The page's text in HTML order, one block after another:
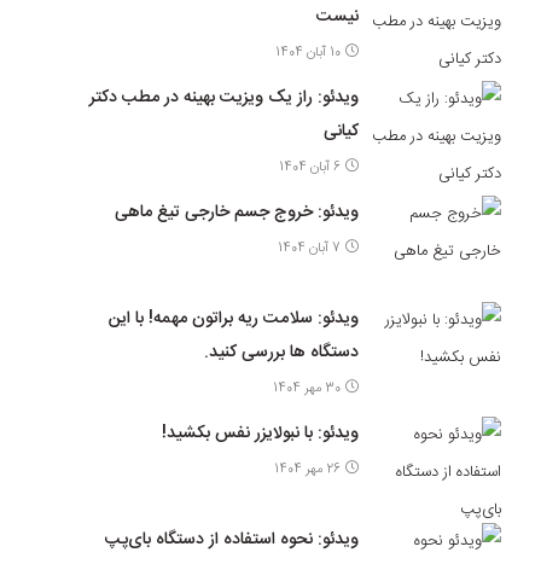
نیست
10 آبان 1404
ویدئو: راز یک ویزیت بهینه در مطب دکتر
کیانی
6 آبان 1404
ویدئو: خروج جسم خارجی تیغ ماهی
7 آبان 1404
ویدئو: سلامت ریه براتون مهمه! با این
دستگاه ها بررسی کنید.
30 مهر 1404
ویدئو: با نبولایزر نفس بکشید!
26 مهر 1404
ویدئو: نحوه استفاده از دستگاه بای‌پپ